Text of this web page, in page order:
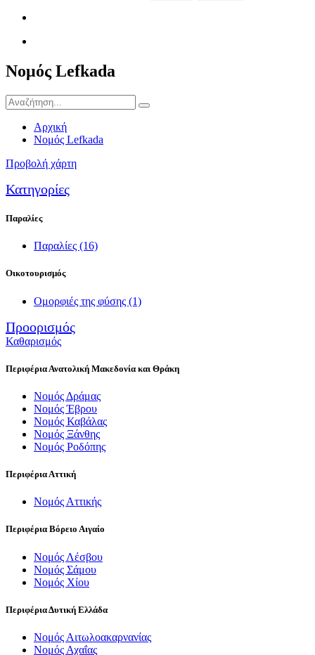
Νομός Lefkada
Αρχική
Νομός Lefkada
Προβολή χάρτη
Κατηγορίες
Παραλίες
Παραλίες (16)
Οικοτουρισμός
Ομορφιές της φύσης (1)
Προορισμός
Καθαρισμός
Περιφέρια Ανατολική Μακεδονία και Θράκη
Νομός Δράμας
Νομός Έβρου
Νομός Καβάλας
Νομός Ξάνθης
Νομός Ροδόπης
Περιφέρια Αττική
Νομός Αττικής
Περιφέρια Βόρειο Αιγαίο
Νομός Λέσβου
Νομός Σάμου
Νομός Χίου
Περιφέρια Δυτική Ελλάδα
Νομός Αιτωλοακαρνανίας
Νομός Αχαΐας